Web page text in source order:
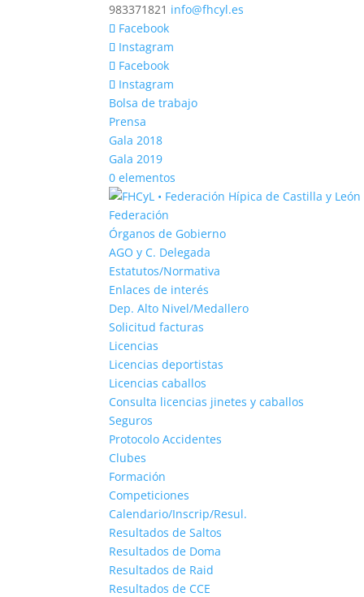
983371821 info@fhcyl.es
Facebook
Instagram
Facebook
Instagram
Bolsa de trabajo
Prensa
Gala 2018
Gala 2019
0 elementos
Federación
Órganos de Gobierno
AGO y C. Delegada
Estatutos/Normativa
Enlaces de interés
Dep. Alto Nivel/Medallero
Solicitud facturas
Licencias
Licencias deportistas
Licencias caballos
Consulta licencias jinetes y caballos
Seguros
Protocolo Accidentes
Clubes
Formación
Competiciones
Calendario/Inscrip/Resul.
Resultados de Saltos
Resultados de Doma
Resultados de Raid
Resultados de CCE